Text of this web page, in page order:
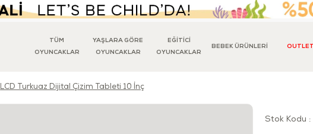
TÜM
OYUNCAKLAR
YAŞLARA GÖRE
OYUNCAKLAR
EĞİTİCİ
OYUNCAKLAR
BEBEK ÜRÜNLERİ OUTLET
LCD Turkuaz Dijital Çizim Tableti 10 İnç
Stok Kodu